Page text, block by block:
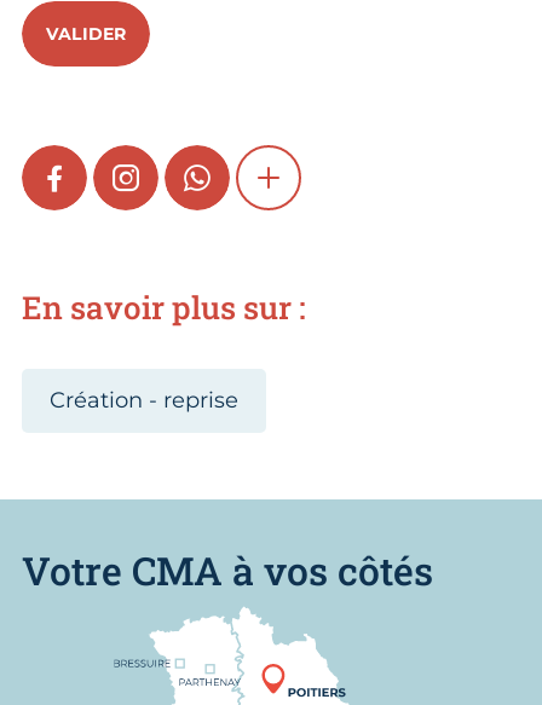
VALIDER
FACEBOOKINSTAGRAMWHATSAPPSHOW MORE
En savoir plus sur :
Création - reprise
Votre CMA à vos côtés